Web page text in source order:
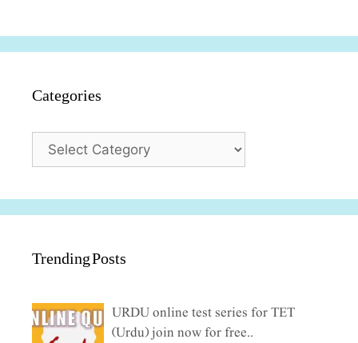
Categories
Trending Posts
URDU online test series for TET
(Urdu) join now for free..